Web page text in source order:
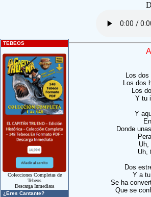
TEBEOS
Colecciones Completas de
Tebeos
Descarga Inmediata
¿Eres Cantante?
Los
Los dos
Los
Y tu
Y
Donde
Uh,
Uh,
Dos
Y a
Se ha
Que se